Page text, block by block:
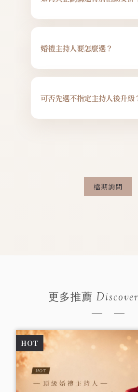
事，讓婚禮更具情感深度。
我們提供資料表讓您填寫需
活動獨特且順暢。
婚禮主持人要怎麼選？
聲音與風格
建議考量主持人的聲音特質與
會根據需求提供合適人選推
可否先選不指定主持人後升級
檔期詢問
更多推薦
HOT